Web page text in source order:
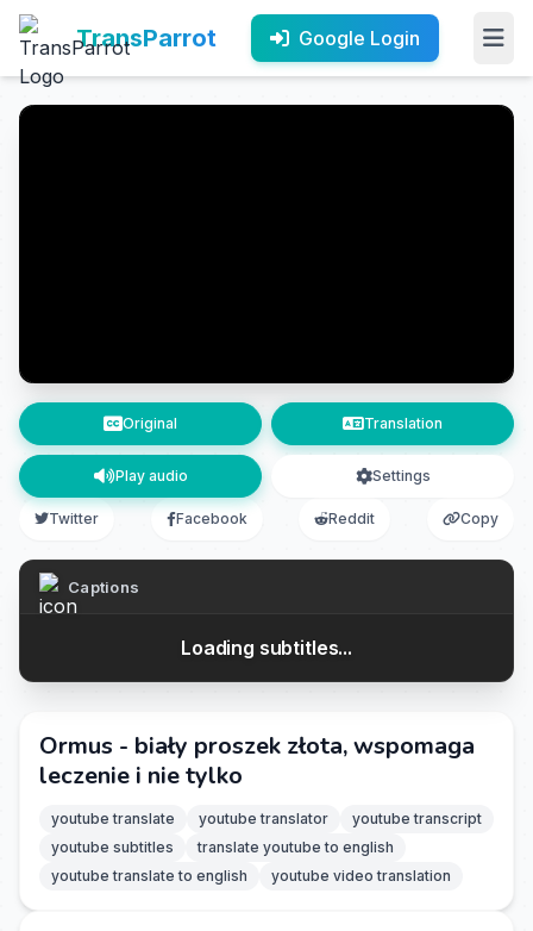
TransParrot Google Login
Original Translation
Play audio Settings
Twitter Facebook Reddit Copy
Captions
Loading subtitles...
Ormus - biały proszek złota, wspomaga
leczenie i nie tylko
youtube translate youtube translator
youtube transcript
youtube subtitles
translate youtube to english
youtube translate to english
youtube video translation